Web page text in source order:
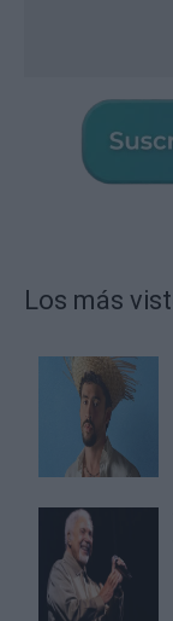
Los más